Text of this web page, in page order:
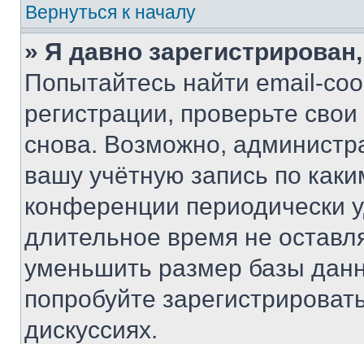
Вернуться к началу
» Я давно
Попытайтесь найти email-
регистрации, проверьте
снова. Возможно,
вашу учётную запись по
конференции периодически
длительное время не
уменьшить размер базы
попробуйте
дискуссиях.